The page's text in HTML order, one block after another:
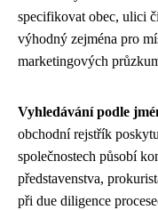
specifikovat obec, ulici
výhodný zejména pro
marketingových
Vyhledávání podle
obchodní rejstřík
společnostech působí
představenstva,
při due diligence